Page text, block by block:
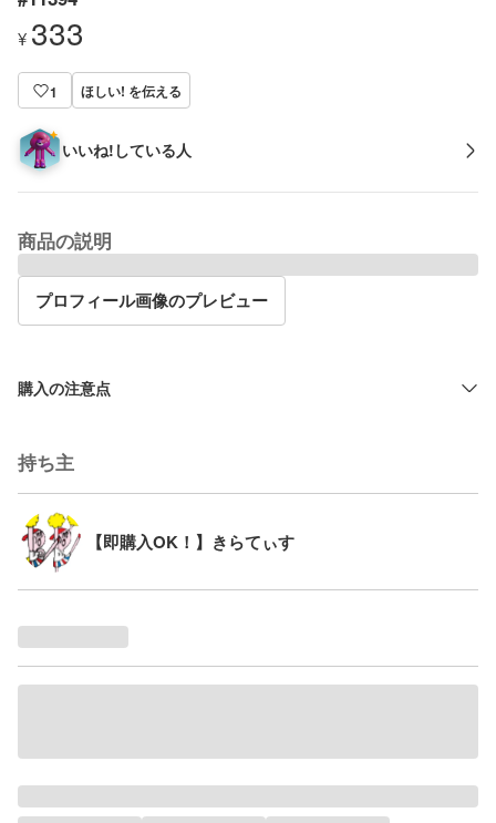
¥ 333
1 ほしい! を伝える
いいね!している人
商品の説明
プロフィール画像のプレビュー
購入の注意点
持ち主
【即購入OK！】きらてぃす